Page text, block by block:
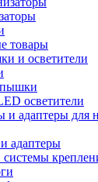
товары
и осветители
осветители
и адаптеры для
адаптеры